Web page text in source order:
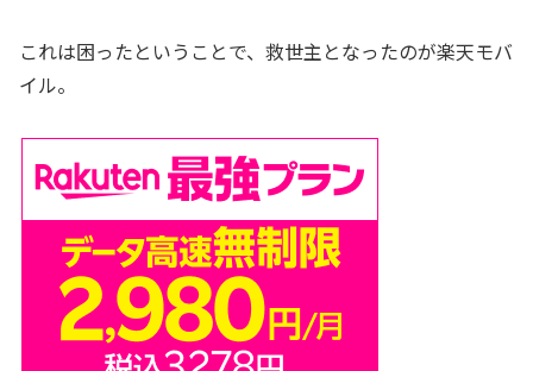
これは困ったということで、救世主となったのが楽天モバ
イル。